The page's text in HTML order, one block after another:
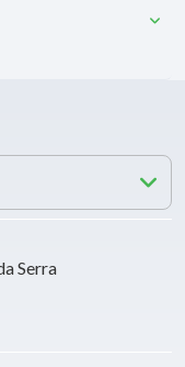
Serra